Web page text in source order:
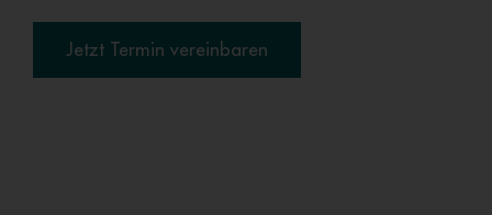
Jetzt Termin vereinbaren